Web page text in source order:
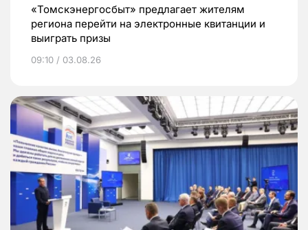
«Томскэнергосбыт» предлагает жителям
региона перейти на электронные квитанции и
выиграть призы
09:10 / 03.08.26